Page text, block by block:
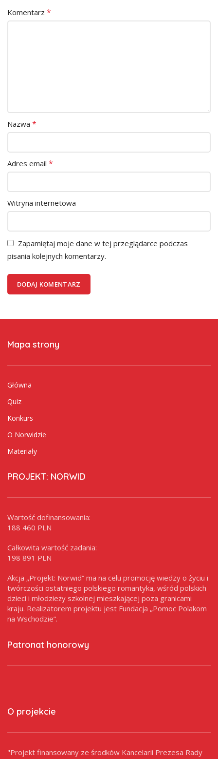
Komentarz *
Nazwa *
Adres email *
Witryna internetowa
Zapamiętaj moje dane w tej przeglądarce podczas
pisania kolejnych komentarzy.
Mapa strony
Główna
Quiz
Konkurs
O Norwidzie
Materiały
PROJEKT: NORWID
Wartość dofinansowania:
188 460 PLN
Całkowita wartość zadania:
198 891 PLN
Akcja „Projekt: Norwid” ma na celu promocję wiedzy o życiu i
twórczości ostatniego polskiego romantyka, wśród polskich
dzieci i młodzieży szkolnej mieszkającej poza granicami
kraju. Realizatorem projektu jest Fundacja „Pomoc Polakom
na Wschodzie”.
Patronat honorowy
O projekcie
"Projekt finansowany ze środków Kancelarii Prezesa Rady